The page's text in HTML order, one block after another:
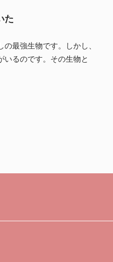
た
最強生物です。しかし、
るのです。その生物と